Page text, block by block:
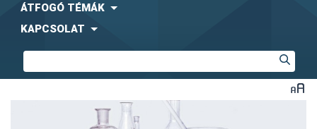
ÁTFOGÓ TÉMÁK
KAPCSOLAT